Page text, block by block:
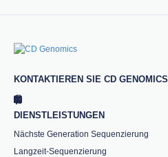
KONTAKTIEREN SIE CD GENOMICS
DIENSTLEISTUNGEN
Nächste Generation Sequenzierung
Langzeit-Sequenzierung